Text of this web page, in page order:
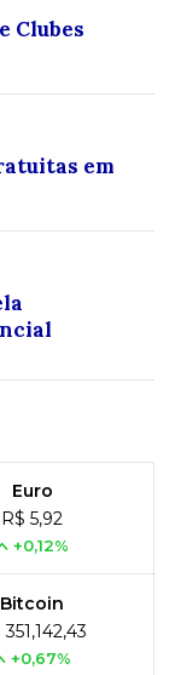
Clubes
em
Euro
R$ 5,92
+0,12%
Bitcoin
+0,67%